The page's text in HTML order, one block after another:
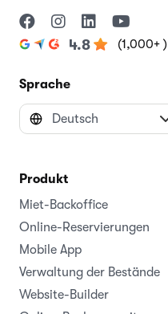
4.8 (1,000+ )
Sprache
Produkt
Miet-Backoffice
Online-Reservierungen
Mobile App
Verwaltung der Bestände
Website-Builder